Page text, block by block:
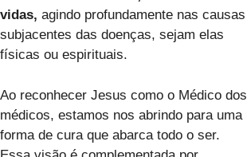
vidas, agindo profundamente nas causas
subjacentes das doenças, sejam elas
físicas ou espirituais.
Ao reconhecer Jesus como o Médico dos
médicos, estamos nos abrindo para uma
forma de cura que abarca todo o ser.